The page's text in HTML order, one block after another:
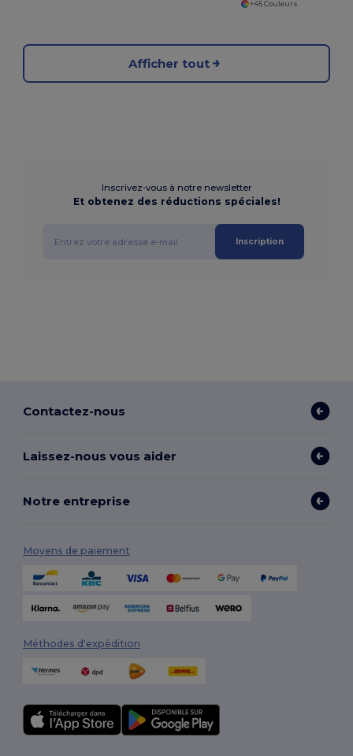
+45 Couleurs
Afficher tout
Inscrivez-vous à notre newsletter
Et obtenez des réductions spéciales!
Inscription
Contactez-nous
Laissez-nous vous aider
Notre entreprise
Moyens de paiement
Méthodes d'expédition